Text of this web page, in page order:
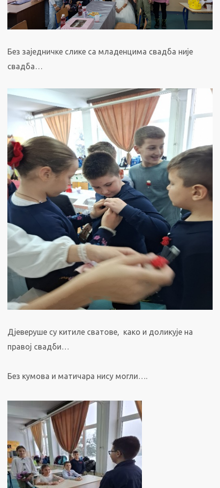
Без заједничке слике са младенцима свадба није
свадба…
Дјеверуше су китиле сватове, како и доликује на
правој свадби…
Без кумова и матичара нису могли….